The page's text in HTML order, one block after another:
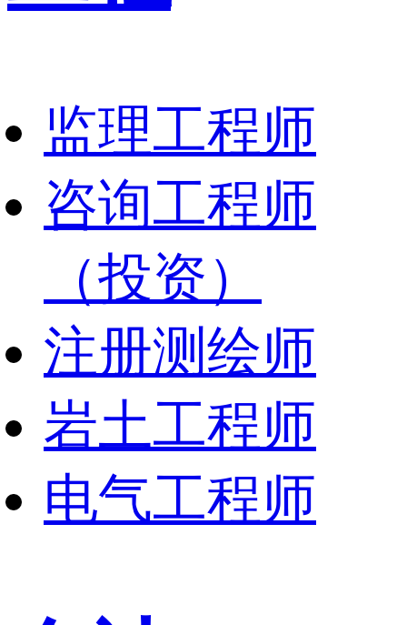
监理工程师
咨询工程师
（投资）
注册测绘师
岩土工程师
电气工程师